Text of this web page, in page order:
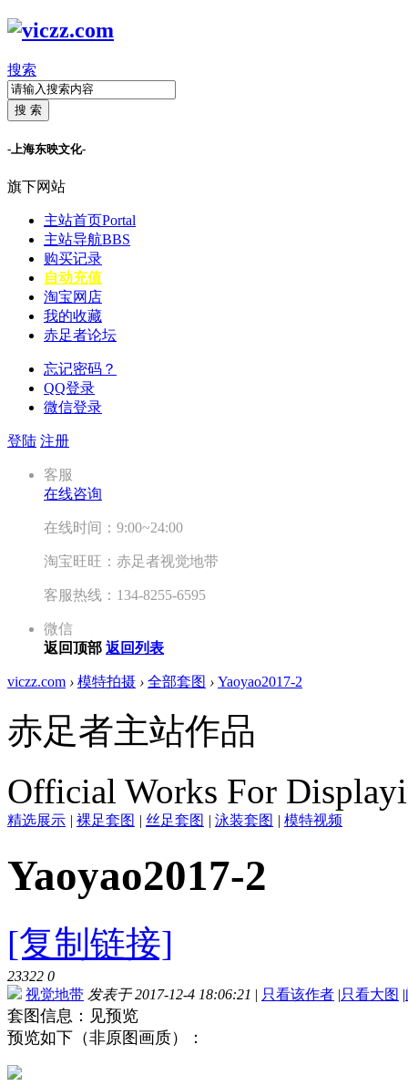
搜索
搜 索
-上海东映文化-
旗下网站
主站首页Portal
主站导航BBS
购买记录
自动充值
淘宝网店
我的收藏
赤足者论坛
忘记密码？
QQ登录
微信登录
登陆 注册
客服
在线咨询
在线时间：9:00~24:00
淘宝旺旺：赤足者视觉地带
客服热线：134-8255-6595
微信
返回顶部 返回列表
viczz.com › 模特拍摄 › 全部套图 › Yaoyao2017-2
赤足者主站作品
Official Works For
精选展示 | 裸足套图 | 丝足套图 | 泳装套图 | 模特视频
Yaoyao2017-2
[复制链接]
23322 0
视觉地带 发表于 2017-12-4 18:06:21 | 只看该作者 |只看大图 |
套图信息：见预览
预览如下（非原图画质）：